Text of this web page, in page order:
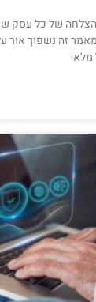
של כל עסק
זה נשפוך אור
מלאי